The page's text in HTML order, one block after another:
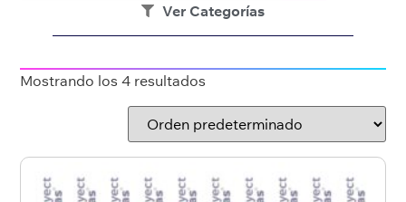
Ver Categorías
Mostrando los 4 resultados